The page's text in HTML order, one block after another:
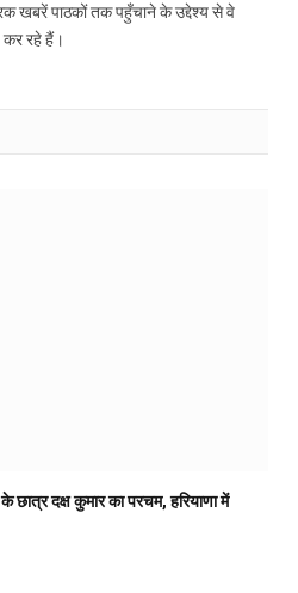
खबरें पाठकों तक पहुँचाने के उद्देश्य से वे
कर रहे हैं।
दक्ष कुमार का परचम, हरियाणा में